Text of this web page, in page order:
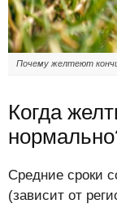
Почему желтеют
Когда
Средние сроки
(зависит от